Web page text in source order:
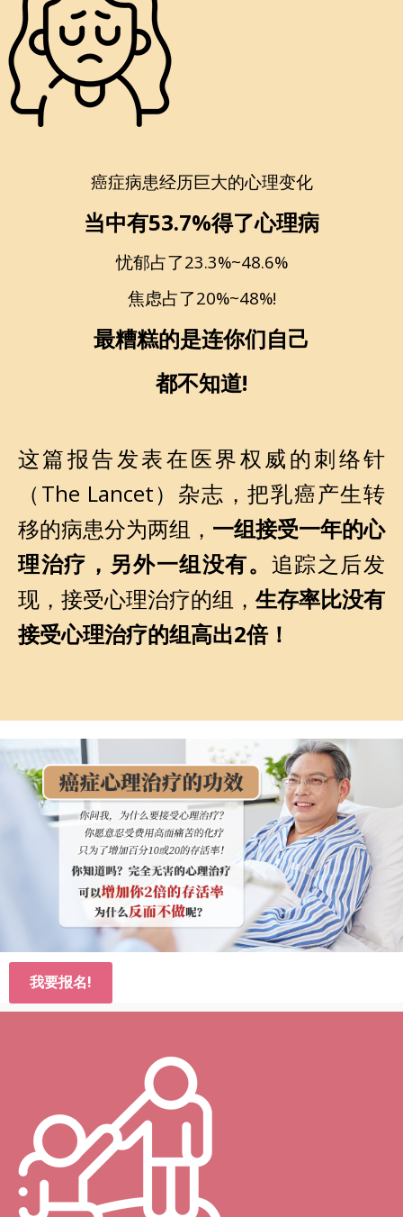
癌症病患经历巨大的心理变化
当中有53.7%得了心理病
忧郁占了23.3%~48.6%
焦虑占了20%~48%!
最糟糕的是连你们自己
都不知道!
这篇报告发表在医界权威的刺络针
（The Lancet）杂志，把乳癌产生转
移的病患分为两组， 一组接受一年的心
理治疗，另外一组没有。 追踪之后发
现，接受心理治疗的组， 生存率比没有
接受心理治疗的组高出2倍！
我要报名!